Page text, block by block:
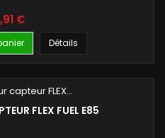
€
Détails
FLEX FUEL E85